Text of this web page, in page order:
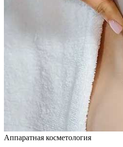
Аппаратная косметология